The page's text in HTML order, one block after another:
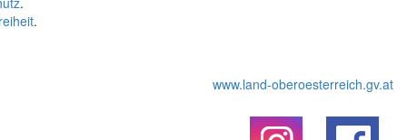
.
www.land-oberoesterreich.gv.at